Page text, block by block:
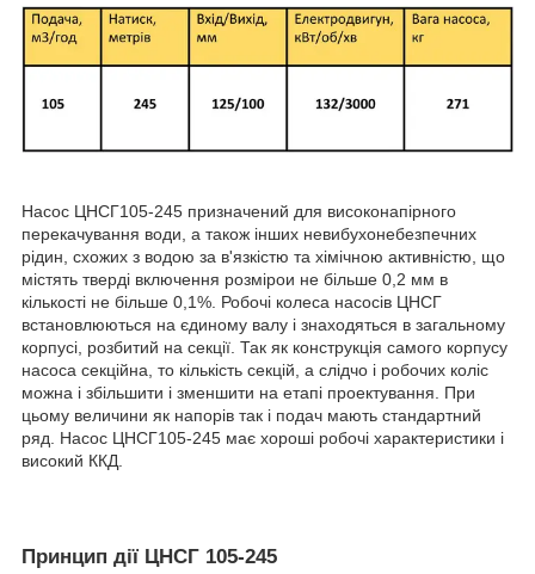
Насос ЦНСГ105-245 призначений для високонапірного
перекачування води, а також інших невибухонебезпечних
рідин, схожих з водою за в'язкістю та хімічною активністю, що
містять тверді включення розмірои не більше 0,2 мм в
кількості не більше 0,1%. Робочі колеса насосів ЦНСГ
встановлюються на єдиному валу і знаходяться в загальному
корпусі, розбитий на секції. Так як конструкція самого корпусу
насоса секційна, то кількість секцій, а слідчо і робочих коліс
можна і збільшити і зменшити на етапі проектування. При
цьому величини як напорів так і подач мають стандартний
ряд. Насос ЦНСГ105-245 має хороші робочі характеристики і
високий ККД.
Принцип дії ЦНСГ 105-245